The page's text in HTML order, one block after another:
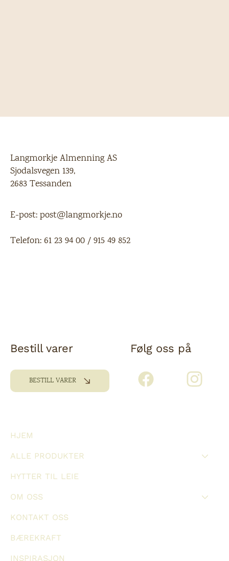
Langmorkje Almenning AS
Sjodalsvegen 139,
2683 Tessanden
E-post:post@langmorkje.no
Telefon: 61 23 94 00/915 49 852
Bestill varer
BESTILL VARER
Følg oss på
HJEM
ALLE PRODUKTER
HYTTER TIL LEIE
OM OSS
KONTAKT OSS
BÆREKRAFT
INSPIRASJON